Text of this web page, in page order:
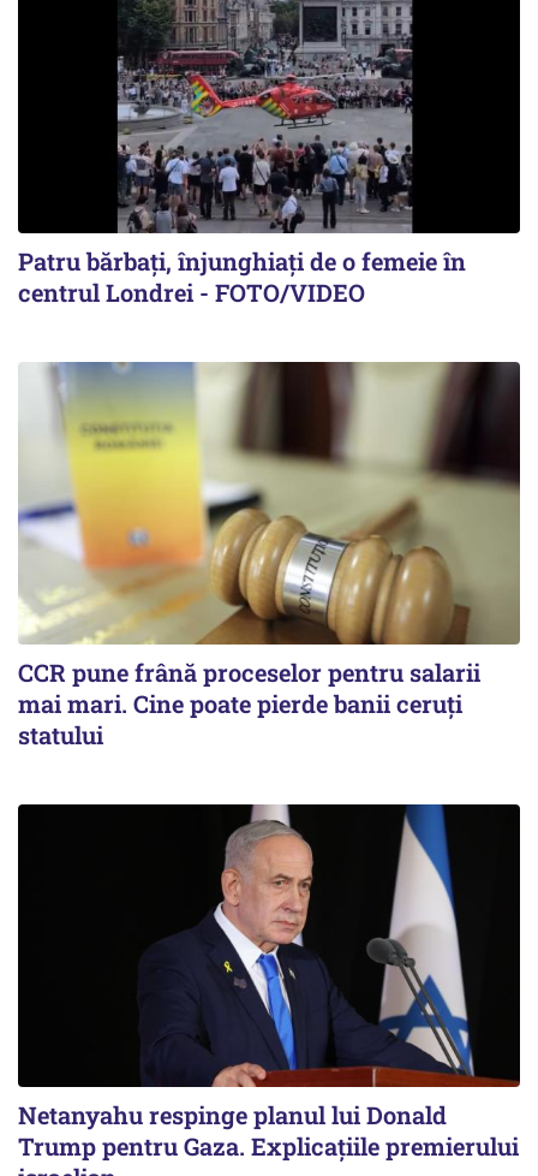
Patru bărbați, înjunghiați de o femeie în
centrul Londrei - FOTO/VIDEO
CCR pune frână proceselor pentru salarii
mai mari. Cine poate pierde banii ceruți
statului
Netanyahu respinge planul lui Donald
Trump pentru Gaza. Explicațiile premierului